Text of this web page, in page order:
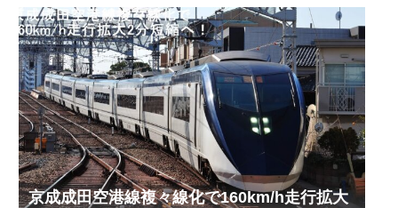
京成成田空港線複々線化で160km/h走行拡大